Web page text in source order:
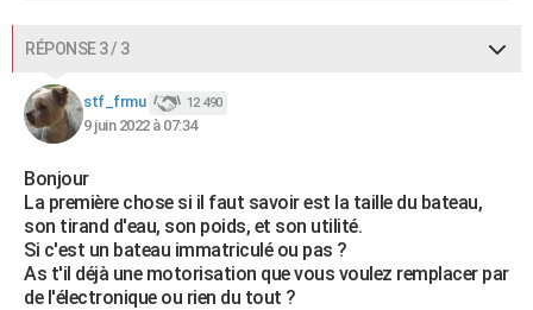
RÉPONSE 3 / 3
stf_frmu 12 490
9 juin 2022 à 07:34
Bonjour
La première chose si il faut savoir est la taille du bateau,
son tirand d'eau, son poids, et son utilité.
Si c'est un bateau immatriculé ou pas ?
As t'il déjà une motorisation que vous voulez remplacer par
de l'électronique ou rien du tout ?